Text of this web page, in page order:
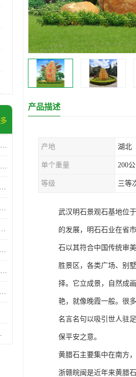
咸宁学校黄腊石_武汉黄蜡石基地
武汉公园太湖石设计_草坪景观石
神农架景观石供应商-20亩景观石基地-刻字石
草坪石-湖北河卵石开采基地-随州天然鹅卵石批发
景观石厂家 华中大型景观石基地
黄冈校园景观石设计-20亩景观石基地
湖北景观石_荆州草坪黄腊石公司
假山鱼池景观石-湖北河卵石开采基地-荆州河道鹅卵石厂家
石基地
产品描述
产地 湖北
单个重量 200
等级 三等
武汉明石景观石基地位
的发展，明石石业在省
石以其符合中国传统审
胜景区，各类广场、别
择。它立成景，自然成
艳，就像晚霞一般。很
名言名句以吸引世人驻
保平安之意。
黄腊石主要集中在南方
浙赣皖闽是近年来黄腊